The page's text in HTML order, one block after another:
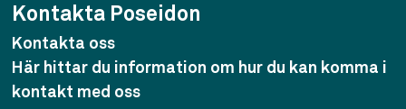
Kontakta Poseidon
Kontakta oss
Här hittar du information om hur du kan komma i
kontakt med oss